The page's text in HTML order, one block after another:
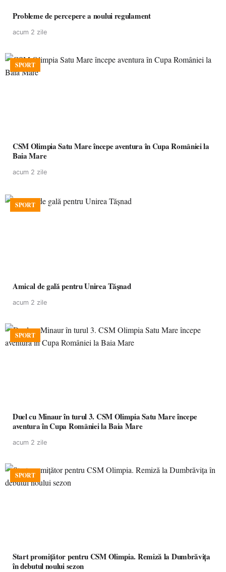
Probleme de percepere a noului regulament
acum 2 zile
SPORT
CSM Olimpia Satu Mare începe aventura în Cupa României la
Baia Mare
acum 2 zile
SPORT
Amical de gală pentru Unirea Tășnad
acum 2 zile
SPORT
Duel cu Minaur în turul 3. CSM Olimpia Satu Mare începe
aventura în Cupa României la Baia Mare
acum 2 zile
SPORT
Start promițător pentru CSM Olimpia. Remiză la Dumbrăvița
în debutul noului sezon